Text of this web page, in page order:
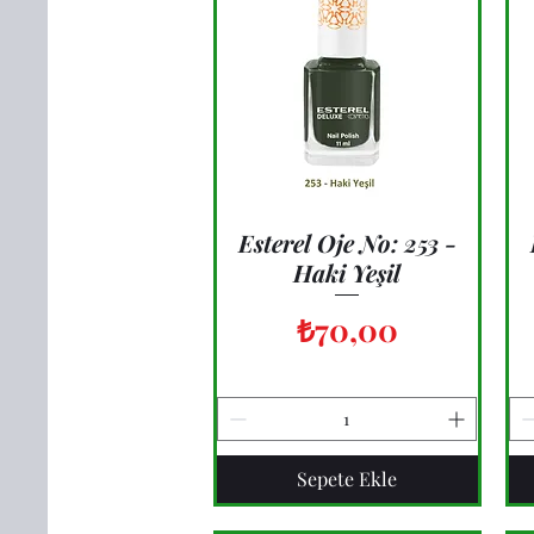
Hızlı Bakış
Esterel Oje No: 253 -
Haki Yeşil
Fiyat
₺70,00
Sepete Ekle